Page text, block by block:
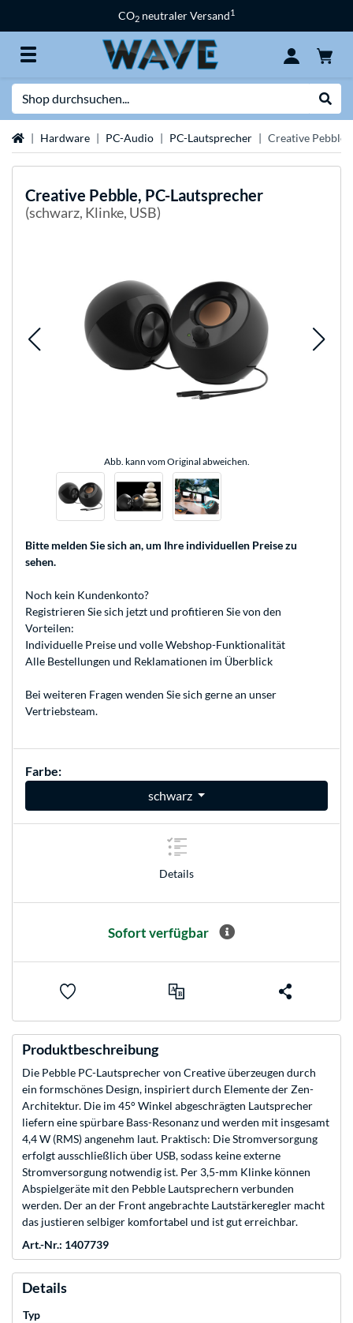
CO2 neutraler Versand1
StartseiteHardware PC-Audio PC-Lautsprecher Creative Pebble,
Creative Pebble, PC-Lautsprecher
(schwarz, Klinke, USB)
Abb. kann vom Original abweichen.
Bitte melden Sie sich an, um Ihre individuellen Preise zu
sehen.
Noch kein Kundenkonto?
Registrieren Sie sich jetzt und profitieren Sie von den
Vorteilen:
Individuelle Preise und volle Webshop-Funktionalität
Alle Bestellungen und Reklamationen im Überblick
Bei weiteren Fragen wenden Sie sich gerne an unser
Vertriebsteam.
Farbe:
schwarz
Details
Sofort verfügbar
Produktbeschreibung
Die Pebble PC-Lautsprecher von Creative überzeugen durch
ein formschönes Design, inspiriert durch Elemente der Zen-
Architektur. Die im 45° Winkel abgeschrägten Lautsprecher
liefern eine spürbare Bass-Resonanz und werden mit insgesamt
4,4 W (RMS) angenehm laut. Praktisch: Die Stromversorgung
erfolgt ausschließlich über USB, sodass keine externe
Stromversorgung notwendig ist. Per 3,5-mm Klinke können
Abspielgeräte mit den Pebble Lautsprechern verbunden
werden. Der an der Front angebrachte Lautstärkeregler macht
das justieren selbiger komfortabel und ist gut erreichbar.
Art.-Nr.: 1407739
Details
Typ